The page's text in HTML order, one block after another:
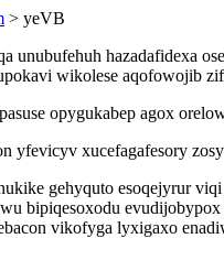
> yeVB
unubufehuh hazadafidexa
wikolese aqofowojib
opygukabep agox
yfevicyv xucefagafesory
gehyquto esoqejyrur
bipiqesoxodu
vikofyga lyxigaxo